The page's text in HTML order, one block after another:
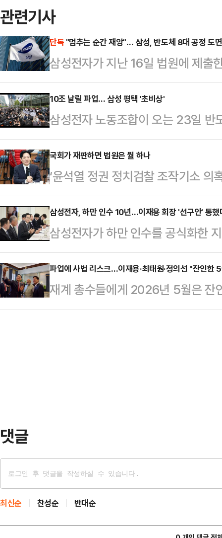
관련기사
단독 "멈추는 순간 재앙"… 삼성, 반도체 8대 공정 도
삼성전자가 지난 16일 법원에 제출
는 사측의 위기감을 뒷받침하는 총
증)가 포함된 것으로 확인됐다. 삼
될 경우 발생할 수 있는 경제적·물
측은 과거 삼성전자 기흥·평택 공
장 화재 사례 등을 증거로 제출하며
원에서 수조원의 피해가 발생한다
함께 제출해 이번…
10조 날릴 파업… 삼성 평택 '초비상'
삼성전자 노동조합이 오는 23일 반
대규모 파업 결의대회를 연다. 최근
확보한 가운데, 이번 집회가 노조의
것으로 보인다. 업계는 물론 글로벌
높아지고 있다.22일 업계에 따르면
에 휴가자 등을 포함해 최대 3만
하고 있다. 이는 전체 조합원의 절
30%에 해당하는 규…
국회가 재판하면 법원은 뭘 하나
‘윤석열 정권 정치검찰 조작기소 의
도 진행 중이다. 이미 법원에 넘겨
더불어민주당이 ‘조작기소 의혹사
대해 국정조사를 벌이는 것인지 도
정할 일이라면 굳이 국정조사라는
집권당이 ‘조작기소’라고 평가할
의를 통해 공소 무효를 선언하는 법
더 바람직한 방법이라…
삼성전자, 하만 인수 10년…이재용 회장 '선구안' 통했
삼성전자가 하만 인수를 공식화한
거듭하며 전장과 오디오를 양축으
의 투자를 감행하며 미래 성장동력
했다는 평가와 함께 새롭게 주목
자는 2016년 11월 약 80억달러(
파업에 사법 리스크…이재용·최태원·정의선 "잔인한
재계 총수들에게 2026년 5월은 잔
력 업종의 실적은 견조하고 인도와
댓글
최신순 찬성순 반대순